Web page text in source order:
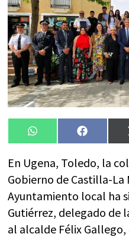
Compartir
en
WhatsApp
en
En Ugena, Toledo, la
Gobierno de Castilla-La
Ayuntamiento local ha
Gutiérrez, delegado de
al alcalde Félix